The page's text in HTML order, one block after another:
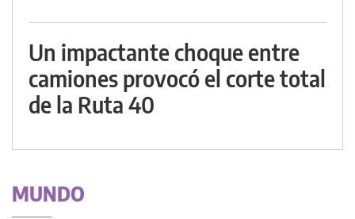
Un impactante choque entre
camiones provocó el corte total
de la Ruta 40
MUNDO